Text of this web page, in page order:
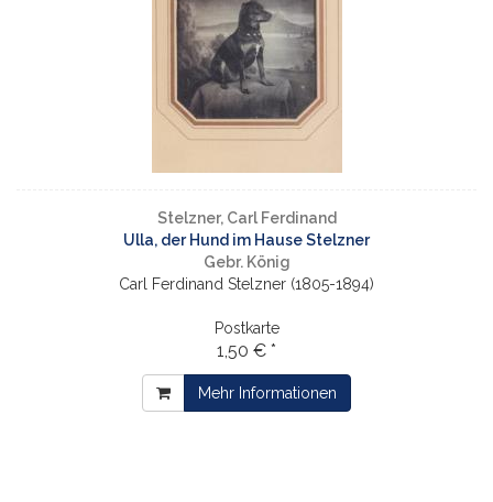
Stelzner, Carl Ferdinand
Ulla, der Hund im Hause Stelzner
Gebr. König
Carl Ferdinand Stelzner (1805-1894)
Postkarte
1,50 € *
Mehr Informationen